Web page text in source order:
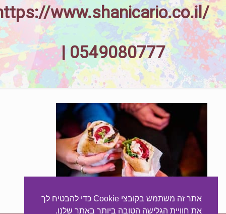
www.shanicario.co.il/
| 0549080777
אתר זה משתמש בקובצי Cookie כדי להבטיח לך
את חוויית הגלישה הטובה ביותר באתר שלנו.